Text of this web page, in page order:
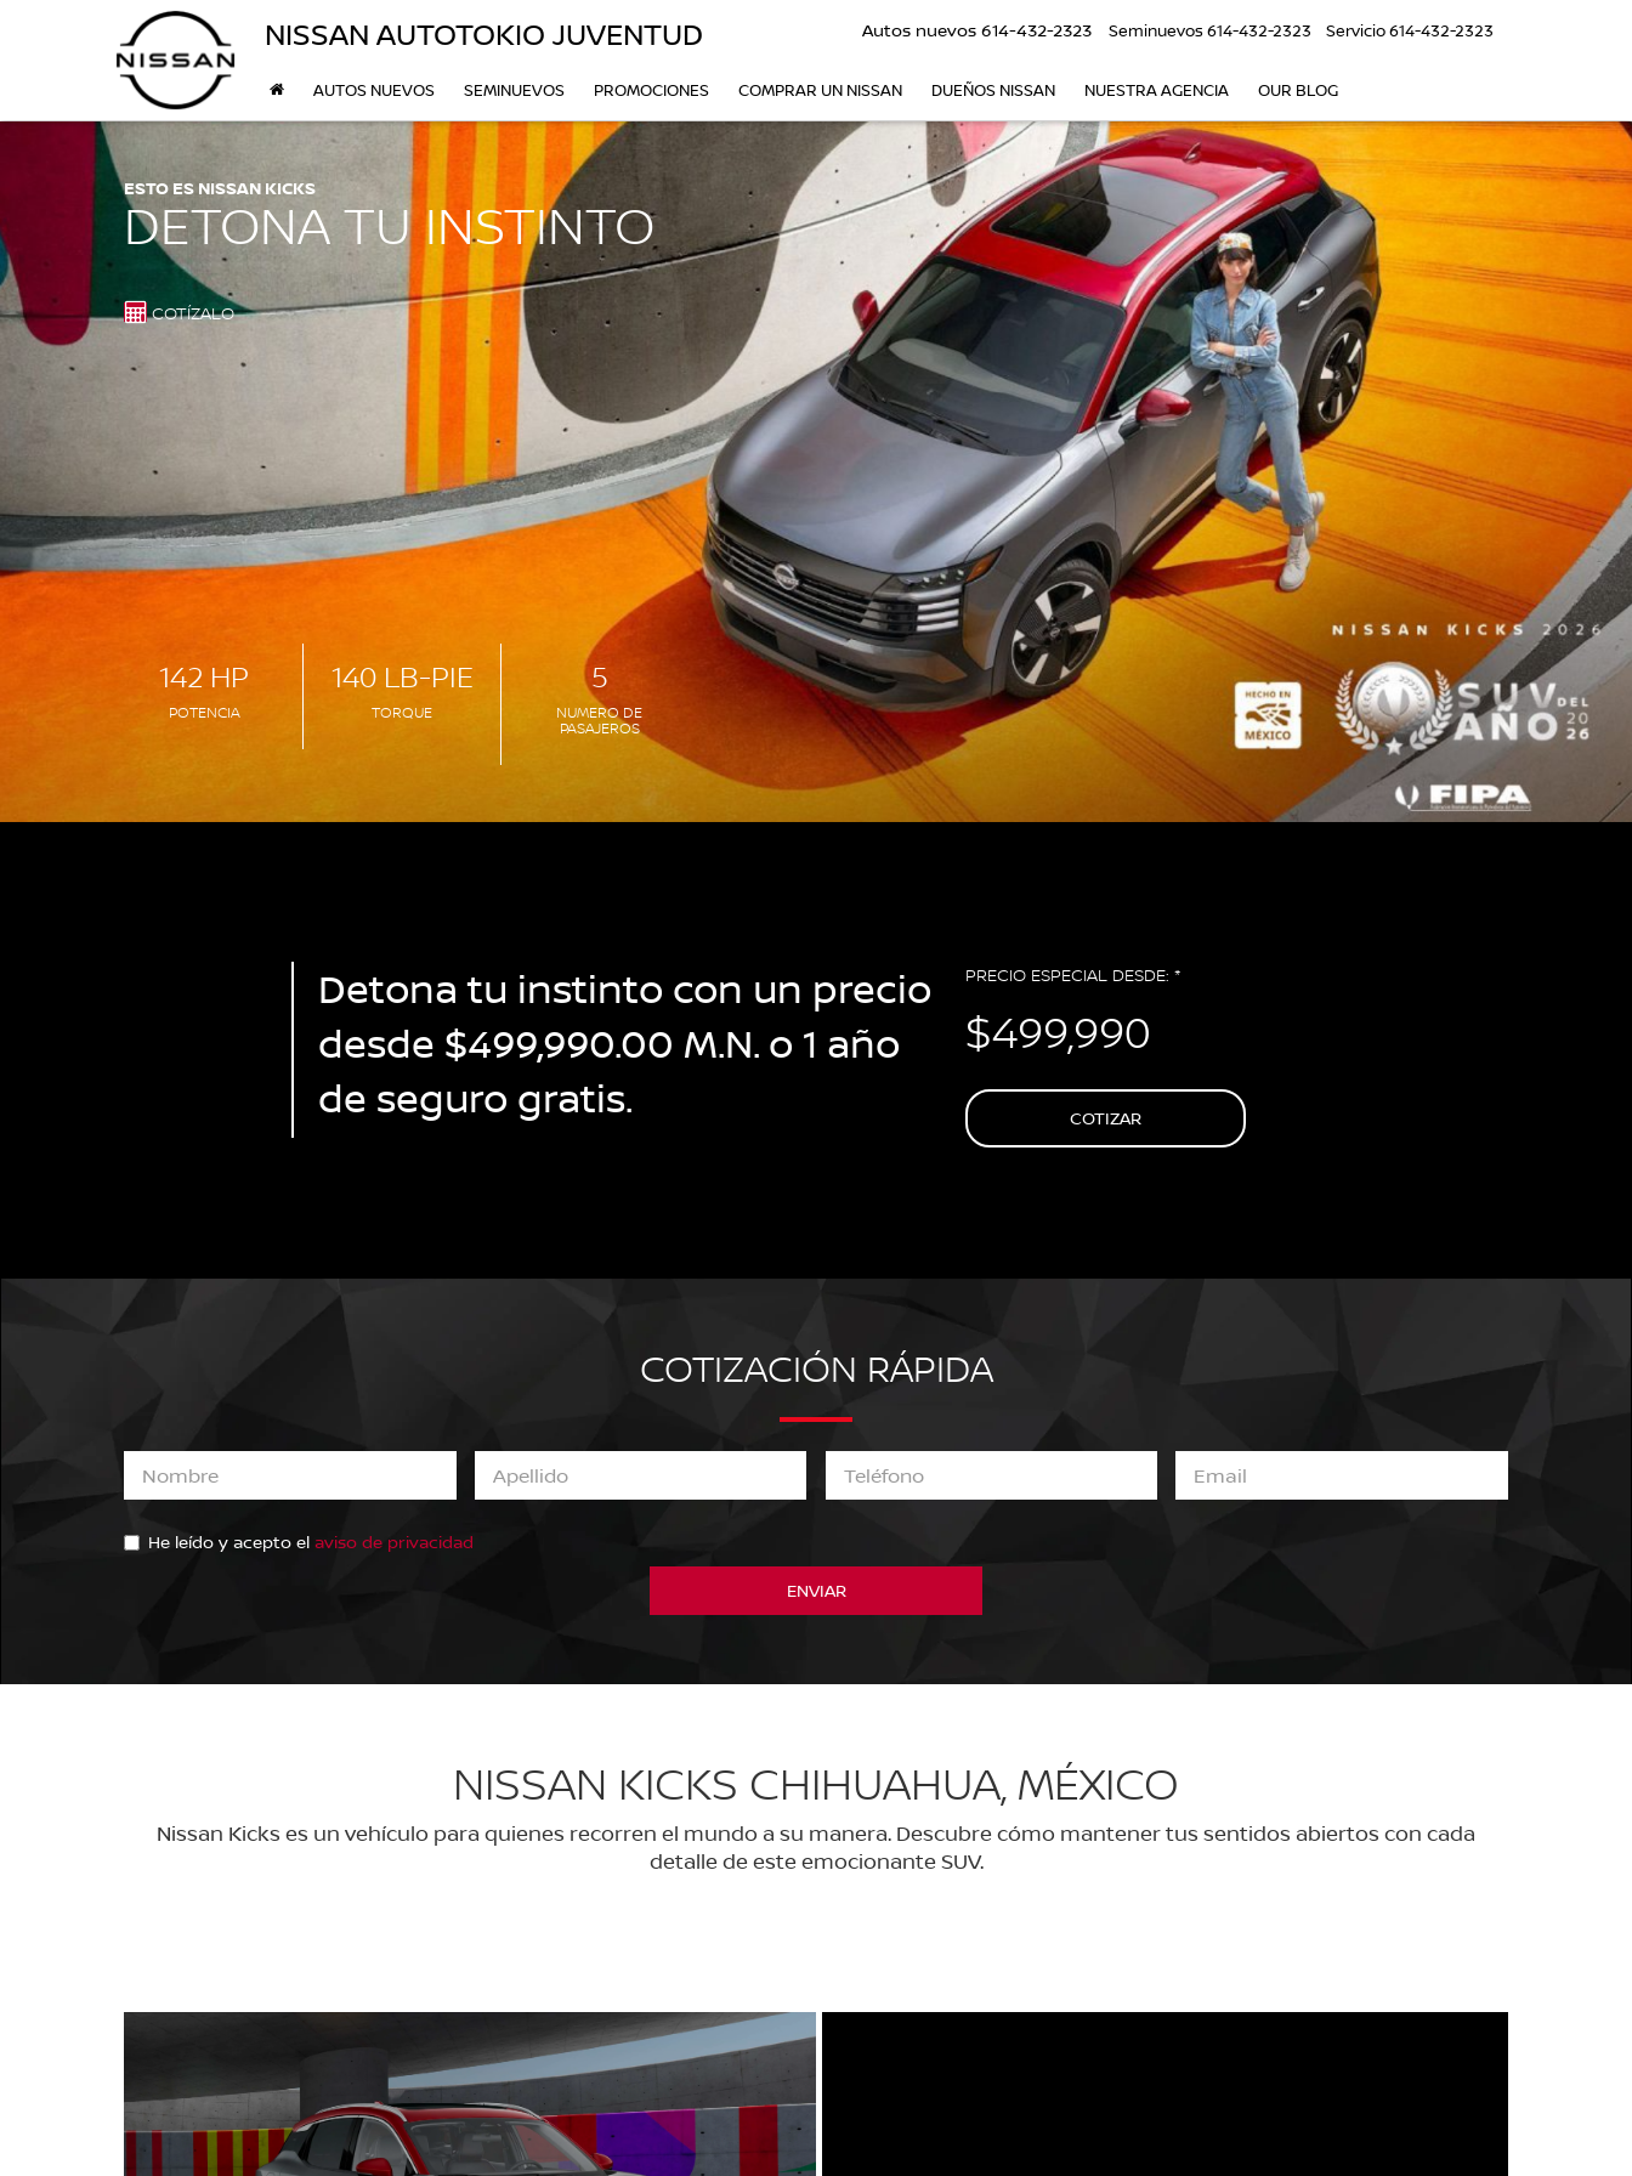
NISSAN AUTOTOKIO JUVENTUD Autos nuevos 614-432-2323 Seminuevos614-432-2323 Servicio614-432-2323
AUTOS NUEVOS SEMINUEVOS PROMOCIONES COMPRAR UN NISSAN DUEÑOS NISSAN NUESTRA AGENCIA OUR BLOG
ESTO ES NISSAN KICKS
DETONA TU INSTINTO
COTÍZALO
142 HP
POTENCIA
140 LB-PIE
TORQUE
5
NUMERO DE
PASAJEROS
Detona tu instinto con un precio
desde $499,990.00 M.N. o 1 año
de seguro gratis.
PRECIO ESPECIAL DESDE: *
$499,990
COTIZAR
COTIZACIÓN RÁPIDA
He leído y acepto el aviso de privacidad
NISSAN KICKS CHIHUAHUA, MÉXICO
Nissan Kicks es un vehículo para quienes recorren el mundo a su manera. Descubre cómo mantener tus sentidos abiertos con cada
detalle de este emocionante SUV.